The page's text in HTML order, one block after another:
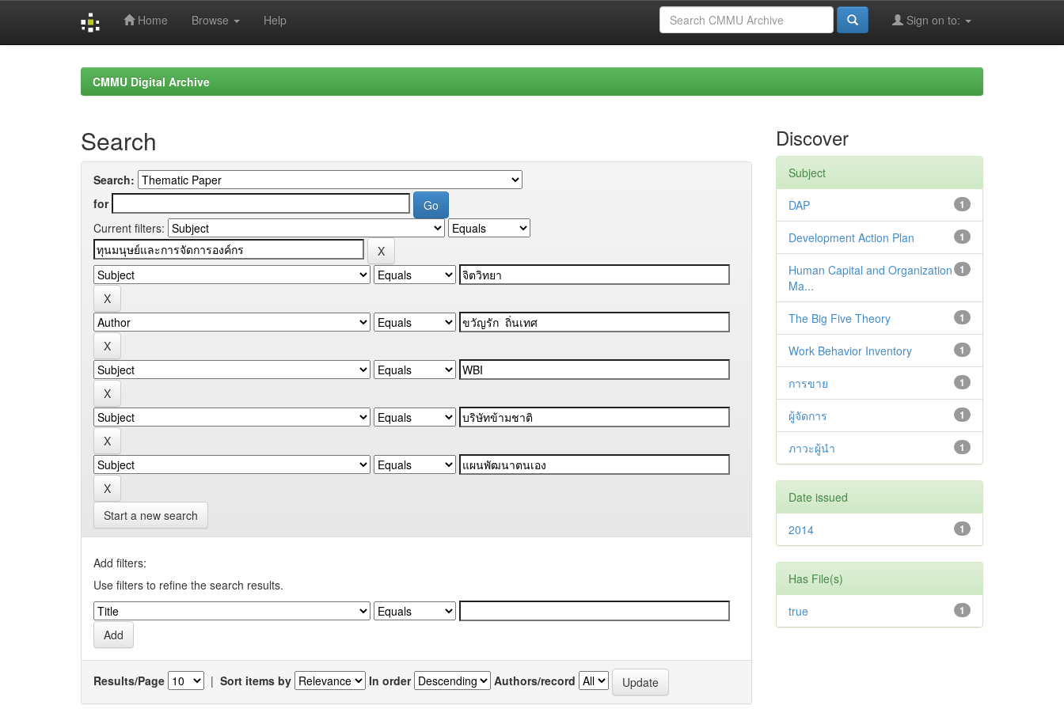
Home Browse Help Sign on to:
CMMU Digital Archive
Search
Search:
for
Current filters:
Start a new search
Add filters:
Use filters to refine the search results.
Results/Page | Sort items by In order Authors/record
Discover
Subject
1
DAP
1
Development Action Plan
1
Human Capital and Organization
Ma...
1
The Big Five Theory
1
Work Behavior Inventory
1
การขาย
1
ผู้จัดการ
1
ภาวะผู้นำ
Date issued
1
2014
Has File(s)
1
true